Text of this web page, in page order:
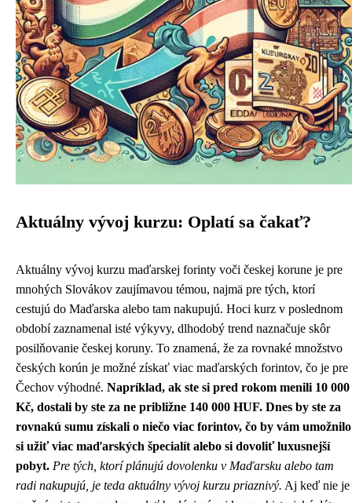
Aktuálny vývoj kurzu: Oplatí sa čakať?
Aktuálny vývoj kurzu maďarskej forinty voči českej korune je pre
mnohých Slovákov zaujímavou témou, najmä pre tých, ktorí
cestujú do Maďarska alebo tam nakupujú. Hoci kurz v poslednom
období zaznamenal isté výkyvy, dlhodobý trend naznačuje skôr
posilňovanie českej koruny. To znamená, že za rovnaké množstvo
českých korún je možné získať viac maďarských forintov, čo je pre
Čechov výhodné. Napríklad, ak ste si pred rokom menili 10 000
Kč, dostali by ste za ne približne 140 000 HUF. Dnes by ste za
rovnakú sumu získali o niečo viac forintov, čo by vám umožnilo
si užiť viac maďarských špecialít alebo si dovoliť luxusnejší
pobyt. Pre tých, ktorí plánujú dovolenku v Maďarsku alebo tam
radi nakupujú, je teda aktuálny vývoj kurzu priaznivý. Aj keď nie je